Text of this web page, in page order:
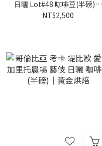
日曬 Lot#48 咖啡豆(半磅)｜
黃金烘焙
NT$2,500